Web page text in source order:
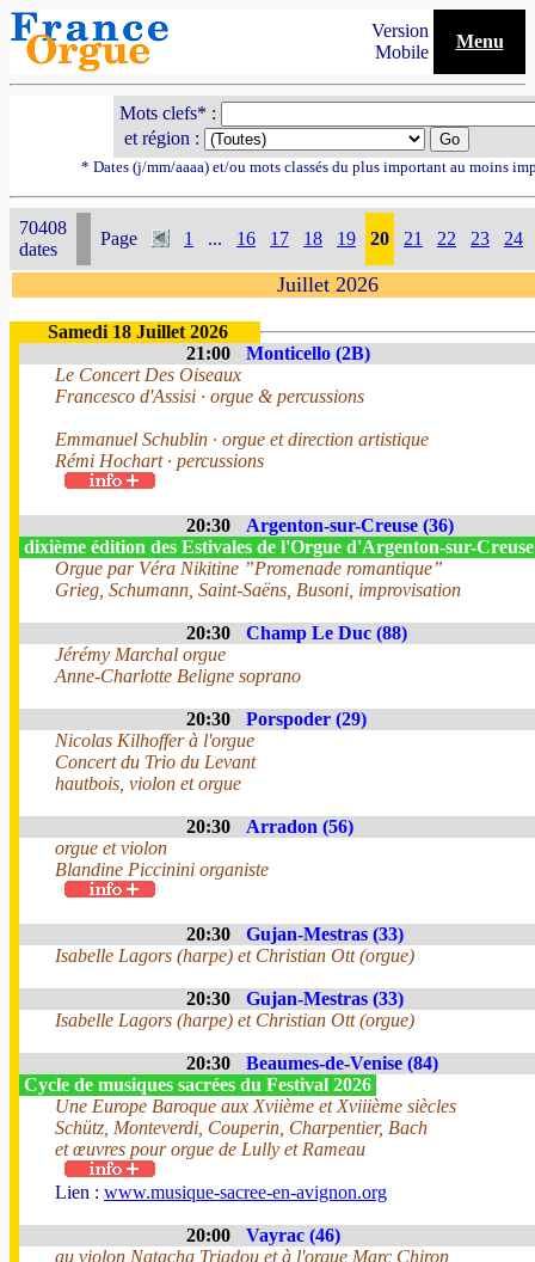
Version
Mobile
Menu
Mots clefs* :
et région :
* Dates (j/mm/aaaa) et/ou mots classés du plus important au moins
70408
dates
Page 1 ... 16 17 18 19 20 21 22 23 24
Juillet 2026
Samedi 18 Juillet 2026
21:00
Monticello (2B)
Le Concert Des Oiseaux
Francesco d'Assisi · orgue & percussions
Emmanuel Schublin · orgue et direction artistique
Rémi Hochart · percussions
20:30
Argenton-sur-Creuse (36)
dixième édition des Estivales de l'Orgue d'Argenton-sur-
Orgue par Véra Nikitine ”Promenade romantique”
Grieg, Schumann, Saint-Saëns, Busoni, improvisation
20:30
Champ Le Duc (88)
Jérémy Marchal orgue
Anne-Charlotte Beligne soprano
20:30
Porspoder (29)
Nicolas Kilhoffer à l'orgue
Concert du Trio du Levant
hautbois, violon et orgue
20:30
Arradon (56)
orgue et violon
Blandine Piccinini organiste
20:30
Gujan-Mestras (33)
Isabelle Lagors (harpe) et Christian Ott (orgue)
20:30
Gujan-Mestras (33)
Isabelle Lagors (harpe) et Christian Ott (orgue)
20:30
Beaumes-de-Venise (84)
Cycle de musiques sacrées du Festival 2026
Une Europe Baroque aux Xviième et Xviiième siècles
Schütz, Monteverdi, Couperin, Charpentier, Bach
et œuvres pour orgue de Lully et Rameau
Lien : www.musique-sacree-en-avignon.org
20:00
Vayrac (46)
au violon Natacha Triadou et à l'orgue Marc Chiron